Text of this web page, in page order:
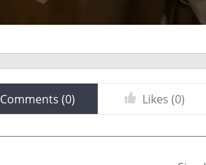
Comments (0) Likes (0)